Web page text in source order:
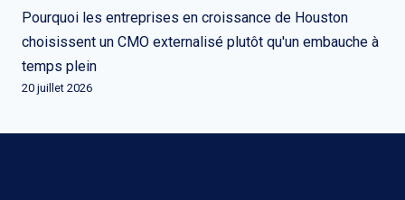
Pourquoi les entreprises en croissance de Houston
choisissent un CMO externalisé plutôt qu'un embauche à
temps plein
20 juillet 2026